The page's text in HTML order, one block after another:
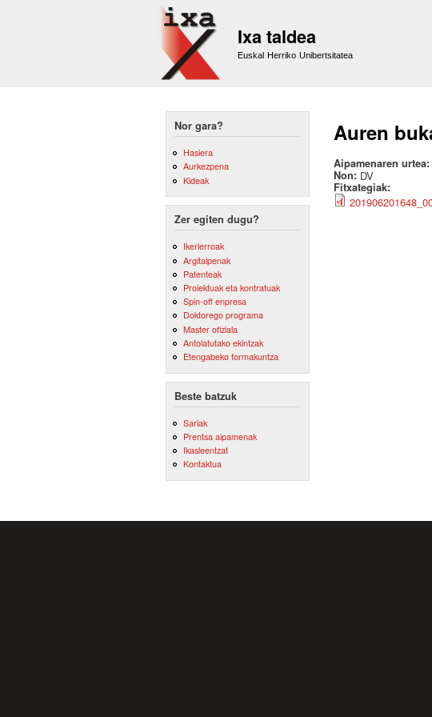
Ixa taldea
Euskal Herriko Unibertsitatea
Nor gara?
Hasiera
Aurkezpena
Kideak
Zer egiten dugu?
Ikerlerroak
Argitalpenak
Patenteak
Proiektuak eta kontratuak
Spin-off enpresa
Doktorego programa
Master ofiziala
Antolatutako ekintzak
Etengabeko formakuntza
Beste batzuk
Sariak
Prentsa aipamenak
Ikasleentzat
Kontaktua
Auren
Aipamenaren urtea:
Non: DV
Fitxategiak: